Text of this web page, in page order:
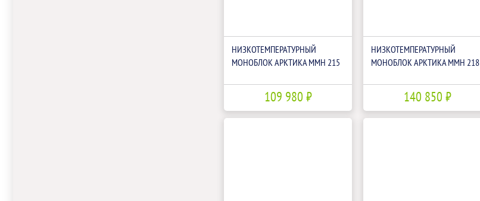
НИЗКОТЕМПЕРАТУРНЫЙ
МОНОБЛОК АРКТИКА ММН 215
109 980 ₽
НИЗКОТЕМПЕРАТУРНЫЙ
МОНОБЛОК АРКТИКА ММН 218
140 850 ₽